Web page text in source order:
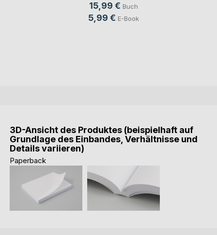
15,99 € Buch
5,99 € E-Book
3D-Ansicht des Produktes (beispielhaft auf
Grundlage des Einbandes, Verhältnisse und
Details variieren)
Paperback